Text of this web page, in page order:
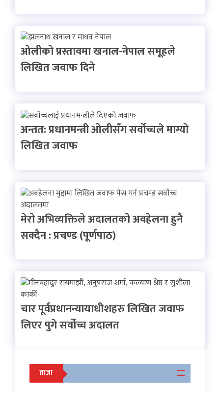
ओलीको प्रस्तावमा खनाल-नेपाल समूहले
लिखित जवाफ दिने
अन्तत: प्रधानमन्त्री ओलीसँग सर्वोच्चले माग्यो
लिखित जवाफ
मेरो अभिव्यक्तिले अदालतको अवहेलना हुनै
सक्दैन : प्रचण्ड (पूर्णपाठ)
चार पूर्वप्रधानन्यायाधीशहरु लिखित जवाफ
लिएर पुगे सर्वोच्च अदालत
ताजा